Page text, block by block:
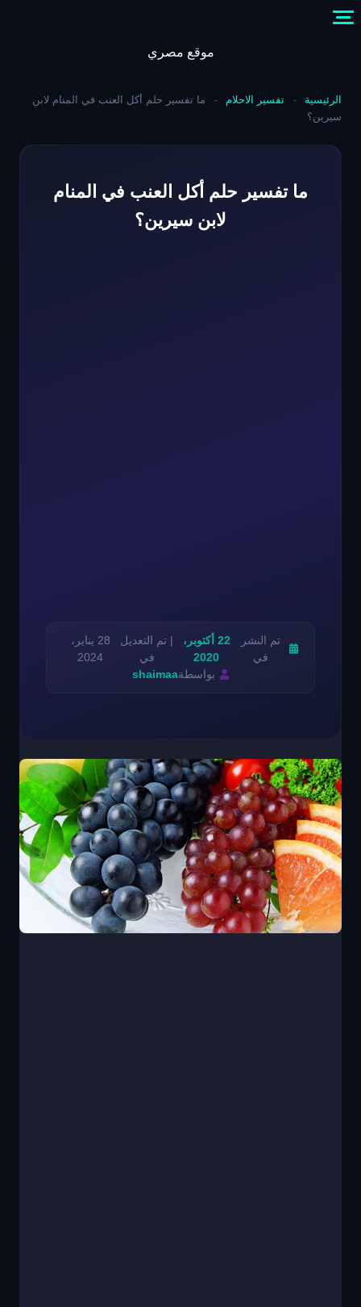
موقع مصري
الرئيسية - تفسير الاحلام -
ما تفسير حلم أكل العنب في المنام لابن
سيرين؟
ما تفسير حلم أكل العنب في المنام
لابن سيرين؟
تم النشر
في
22 أكتوبر،
2020
| تم التعديل
في
28 يناير،
2024
بواسطةshaimaa